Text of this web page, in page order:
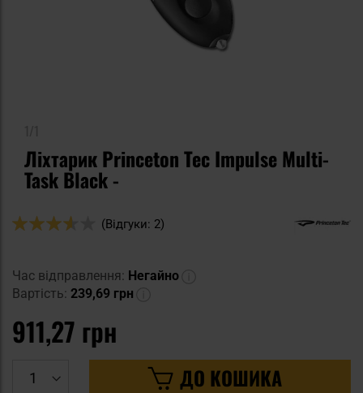
Ліхтарик Princeton Tec Impulse Multi-
Task Black -
Оцінка:
(Відгуки: 2)
Час відправлення: Негайно
Вартість: 239,69 грн
911,27 грн
ДО КОШИКА